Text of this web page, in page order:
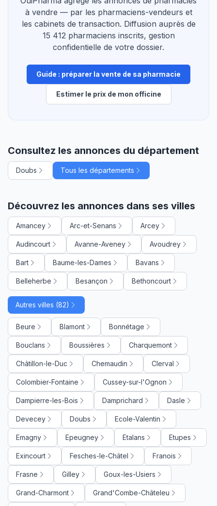
à vendre — par les pharmaciens-vendeurs et
les cabinets de transaction. Diffusion auprès de
15 412 pharmaciens inscrits, gestion
confidentielle de votre dossier.
Guide : préparer la vente de sa pharmacie
Estimer le prix de mon officine
Consultez les annonces du département
Doubs Tous les départements
Découvrez les annonces dans ses villes
Amancey Arc-et-Senans Arcey
Audincourt Avanne-Aveney Avoudrey
Bart Baume-les-Dames Bavans
Belleherbe Besançon Bethoncourt
Autres villes (82)
Beure Blamont Bonnétage
Bouclans Boussières Charquemont
Châtillon-le-Duc Chemaudin Clerval
Colombier-Fontaine Cussey-sur-l'Ognon
Dampierre-les-Bois Damprichard Dasle
Devecey Doubs Ecole-Valentin
Emagny Epeugney Etalans Etupes
Exincourt Fesches-le-Châtel Franois
Frasne Gilley Goux-les-Usiers
Grand-Charmont Grand'Combe-Châteleu